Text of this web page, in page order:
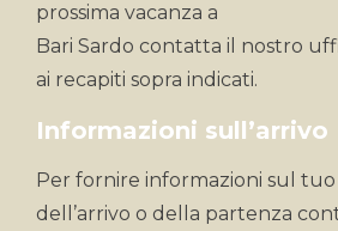
prossima vacanza a
Bari Sardo contatta il nostro
ai recapiti sopra indicati.
Informazioni sull’arrivo
Per fornire informazioni sul
dell’arrivo o della partenza